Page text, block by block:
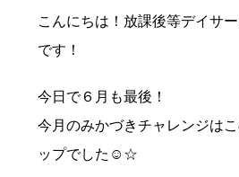
こんにちは！放課後等デイサ
です！
今日で６月も最後！
今月のみかづきチャレンジは
ップでした☺☆